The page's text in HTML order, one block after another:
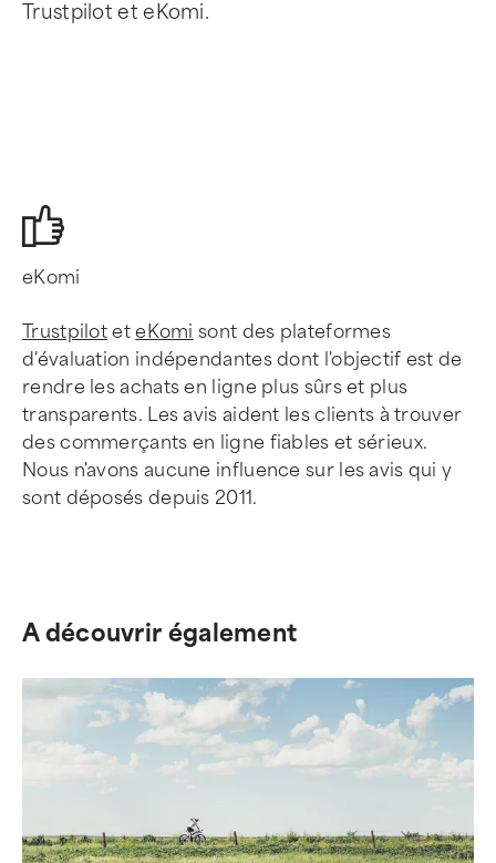
Trustpilot et eKomi.
eKomi
Trustpilot eteKomi sont des plateformes
d'évaluation indépendantes dont l'objectif est de
rendre les achats en ligne plus sûrs et plus
transparents. Les avis aident les clients à trouver
des commerçants en ligne fiables et sérieux.
Nous n'avons aucune influence sur les avis qui y
sont déposés depuis 2011.
A découvrir également